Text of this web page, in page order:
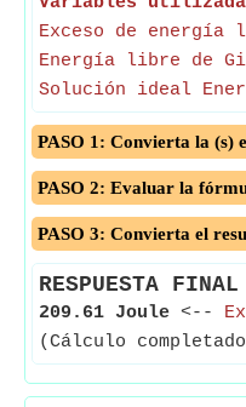
Exceso de energía
Energía libre de
Solución ideal
PASO 1: Convierta la (s)
PASO 2: Evaluar la
PASO 3: Convierta el
RESPUESTA FINAL
209.61 Joule <--
(Cálculo